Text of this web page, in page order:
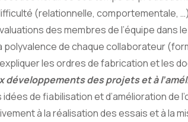
(relationnelle, comportementale,
des membres de l’équipe dans
polyvalence de chaque collaborateur
les ordres de fabrication et les
développements des projets et à
de fiabilisation et d’amélioration de
à la réalisation des essais et à la